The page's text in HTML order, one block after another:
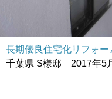
長期優良住宅化リフォー
千葉県 S様邸 2017年5